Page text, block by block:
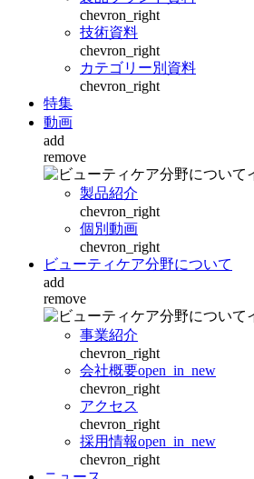
chevron_right
技術資料
chevron_right
カテゴリー別資料
chevron_right
特集
動画
add
remove
製品紹介
chevron_right
個別動画
chevron_right
ビューティケア分野について
add
remove
事業紹介
chevron_right
会社概要open_in_new
chevron_right
アクセス
chevron_right
採用情報open_in_new
chevron_right